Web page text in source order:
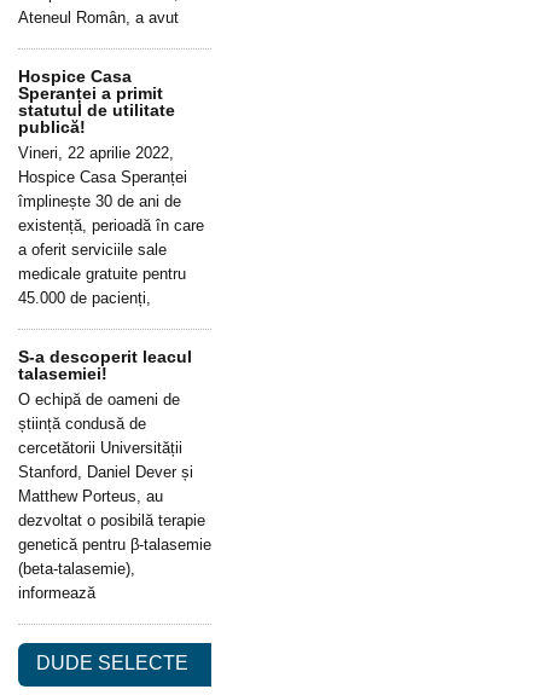
Ateneul Român, a avut
Hospice Casa
Speranței a primit
statutul de utilitate
publică!
Vineri, 22 aprilie 2022,
Hospice Casa Speranței
împlinește 30 de ani de
existență, perioadă în care
a oferit serviciile sale
medicale gratuite pentru
45.000 de pacienți,
S-a descoperit leacul
talasemiei!
O echipă de oameni de
știință condusă de
cercetătorii Universității
Stanford, Daniel Dever și
Matthew Porteus, au
dezvoltat o posibilă terapie
genetică pentru β-talasemie
(beta-talasemie),
informează
DUDE SELECTE